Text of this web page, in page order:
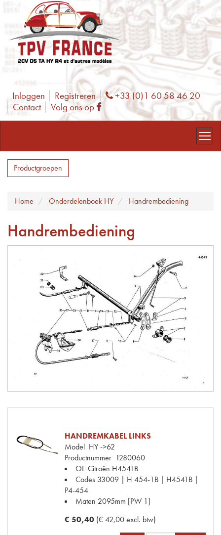
Inloggen Registreren Phone
+33 (0)1 60 58 46 20
Contact
Volg ons op Facebook
Productgroepen
Home Onderdelenboek HY Handrembediening
Handrembediening
HANDREMKABEL LINKS
Model HY ->62
Productnummer 1280060
OE Citroën H4541B
Codes 33009 | H 454-1B | H4541B |
P4-454
Maten 2095mm [PW 1]
€ 50,40 (€ 42,00 excl. btw)